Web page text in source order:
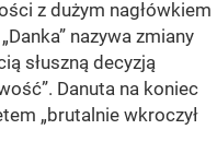
z dużym nagłówkiem
nazywa zmiany
słuszną decyzją
Danuta na koniec
„brutalnie wkroczył